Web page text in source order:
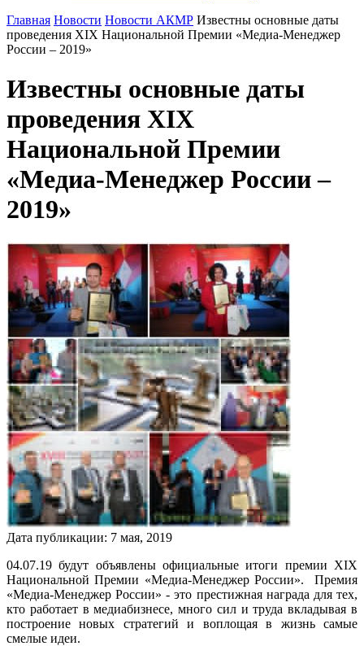
Главная Новости Новости АКМР Известны основные даты
проведения XIX Национальной Премии «Медиа-Менеджер
России – 2019»
Известны основные даты
проведения XIX
Национальной Премии
«Медиа-Менеджер России –
2019»
Дата публикации: 7 мая, 2019
04.07.19 будут объявлены официальные итоги премии XIX
Национальной Премии «Медиа-Менеджер России». Премия
«Медиа-Менеджер России» - это престижная награда для тех,
кто работает в медиабизнесе, много сил и труда вкладывая в
построение новых стратегий и воплощая в жизнь самые
смелые идеи.